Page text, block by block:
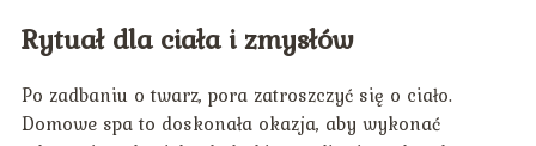
Rytuał dla ciała i zmysłów
Po zadbaniu o twarz, pora zatroszczyć się o ciało.
Domowe spa to doskonała okazja, aby wykonać